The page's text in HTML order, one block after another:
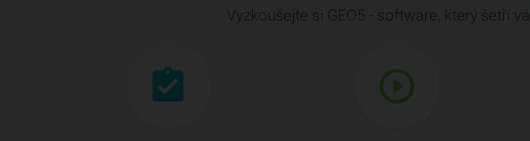
Vyzkoušejte si GEO5 - software, který šetří